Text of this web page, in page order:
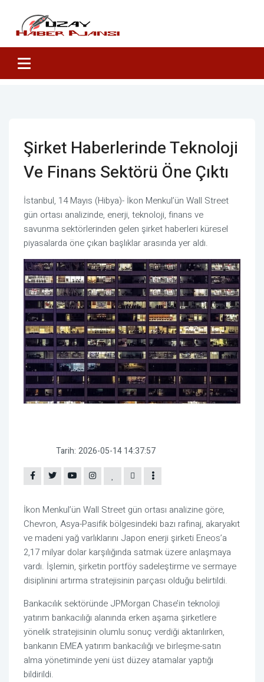
Şirket Haberlerinde Teknoloji
Ve Finans Sektörü Öne Çıktı
İstanbul, 14 Mayıs (Hibya)- İkon Menkul’ün Wall Street
gün ortası analizinde, enerji, teknoloji, finans ve
savunma sektörlerinden gelen şirket haberleri küresel
piyasalarda öne çıkan başlıklar arasında yer aldı.
Tarih: 2026-05-14 14:37:57
İkon Menkul’ün Wall Street gün ortası analizine göre,
Chevron, Asya-Pasifik bölgesindeki bazı rafinaj, akaryakıt
ve madeni yağ varlıklarını Japon enerji şirketi Eneos’a
2,17 milyar dolar karşılığında satmak üzere anlaşmaya
vardı. İşlemin, şirketin portföy sadeleştirme ve sermaye
disiplinini artırma stratejisinin parçası olduğu belirtildi.
Bankacılık sektöründe JPMorgan Chase’in teknoloji
yatırım bankacılığı alanında erken aşama şirketlere
yönelik stratejisinin olumlu sonuç verdiği aktarılırken,
bankanın EMEA yatırım bankacılığı ve birleşme-satın
alma yönetiminde yeni üst düzey atamalar yaptığı
bildirildi.